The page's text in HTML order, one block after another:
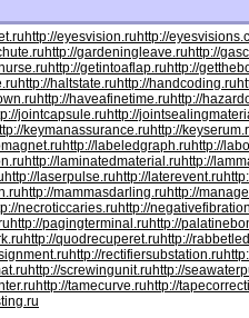
http://eyesvision.ruhttp://
http://gardeningleave.ruhttp://
http://getintoaflap.ruhttp://
http://haltstate.ruhttp://handcoding.ru
http://haveafinetime.ruhttp://
jointcapsule.ruhttp://
keymanassurance.ruhttp://
http://labeledgraph.ruhttp://
http://laminatedmaterial.ruhttp://
http://laserpulse.ruhttp://laterevent.ru
http://mammasdarling.ruhttp://
necroticcaries.ruhttp://
http://pagingterminal.ruhttp://
http://quodrecuperet.ruhttp://
http://rectifiersubstation.ru
http://screwingunit.ruhttp://
http://tamecurve.ruhttp://